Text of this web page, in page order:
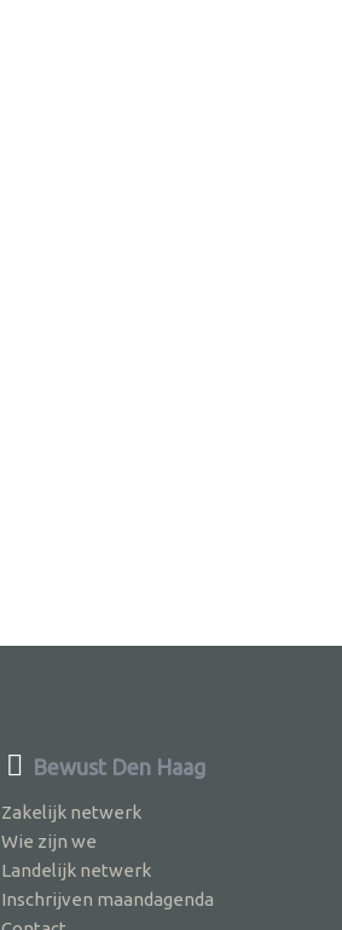
Bewust Den Haag
Zakelijk netwerk
Wie zijn we
Landelijk netwerk
Inschrijven maandagenda